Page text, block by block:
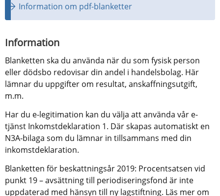
Information om pdf-blanketter
Information
Blanketten ska du använda när du som fysisk person
eller dödsbo redovisar din andel i handelsbolag. Här
lämnar du uppgifter om resultat, anskaffningsutgift,
m.m.
Har du e-legitimation kan du välja att använda vår e-
tjänst Inkomstdeklaration 1. Där skapas automatiskt en
N3A-bilaga som du lämnar in tillsammans med din
inkomstdeklaration.
Blanketten för beskattningsår 2019: Procentsatsen vid
punkt 19 – avsättning till periodiseringsfond är inte
uppdaterad med hänsyn till ny lagstiftning. Läs mer om